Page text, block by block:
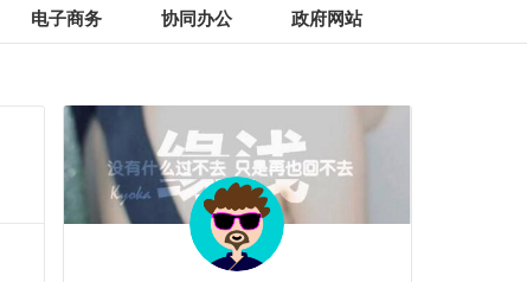
电子商务 协同办公 政府网站